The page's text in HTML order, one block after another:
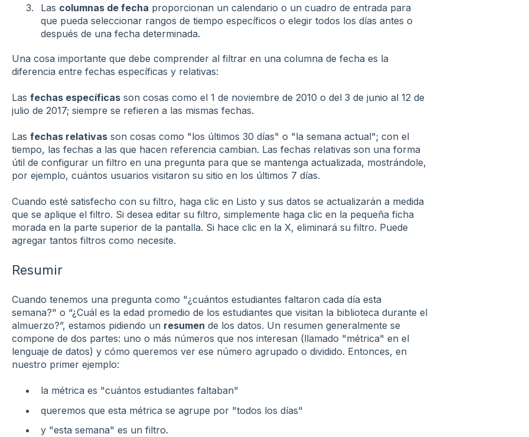
Las columnas de fecha proporcionan un calendario o un cuadro de entrada para
que pueda seleccionar rangos de tiempo específicos o elegir todos los días antes o
después de una fecha determinada.
Una cosa importante que debe comprender al filtrar en una columna de fecha es la
diferencia entre fechas específicas y relativas:
Las fechas específicasson cosas como el 1 de noviembre de 2010 o del 3 de junio al 12 de
julio de 2017; siempre se refieren a las mismas fechas.
Las fechas relativasson cosas como "los últimos 30 días" o "la semana actual"; con el
tiempo, las fechas a las que hacen referencia cambian. Las fechas relativas son una forma
útil de configurar un filtro en una pregunta para que se mantenga actualizada, mostrándole,
por ejemplo, cuántos usuarios visitaron su sitio en los últimos 7 días.
Cuando esté satisfecho con su filtro, haga clic en Listo y sus datos se actualizarán a medida
que se aplique el filtro. Si desea editar su filtro, simplemente haga clic en la pequeña ficha
morada en la parte superior de la pantalla. Si hace clic en la X, eliminará su filtro. Puede
agregar tantos filtros como necesite.
Resumir
Cuando tenemos una pregunta como "¿cuántos estudiantes faltaron cada día esta
semana?" o “¿Cuál es la edad promedio de los estudiantes que visitan la biblioteca durante el
almuerzo?”, estamos pidiendo un resumen de los datos. Un resumen generalmente se
compone de dos partes: uno o más números que nos interesan (llamado "métrica" ​​en el
lenguaje de datos) y cómo queremos ver ese número agrupado o dividido. Entonces, en
nuestro primer ejemplo:
la métrica es "cuántos estudiantes faltaban"
queremos que esta métrica se agrupe por "todos los días"
y "esta semana" es un filtro.